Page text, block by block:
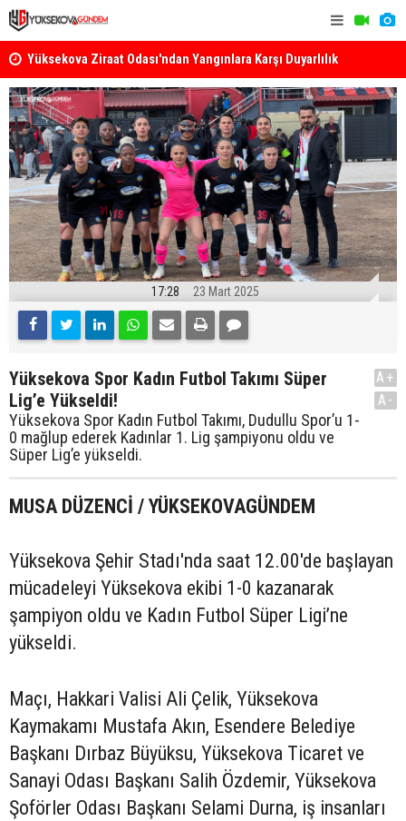
Yüksekova Ziraat Odası'ndan Yangınlara Karşı Duyarlılık
Çağrısı
17:28 23 Mart 2025
Yüksekova Spor Kadın Futbol Takımı Süper
Lig’e Yükseldi!
Yüksekova Spor Kadın Futbol Takımı, Dudullu Spor’u 1-
0 mağlup ederek Kadınlar 1. Lig şampiyonu oldu ve
Süper Lig’e yükseldi.
A+
A-
MUSA DÜZENCİ / YÜKSEKOVAGÜNDEM
Yüksekova Şehir Stadı'nda saat 12.00'de başlayan
mücadeleyi Yüksekova ekibi 1-0 kazanarak
şampiyon oldu ve Kadın Futbol Süper Ligi’ne
yükseldi.
Maçı, Hakkari Valisi Ali Çelik, Yüksekova
Kaymakamı Mustafa Akın, Esendere Belediye
Başkanı Dırbaz Büyüksu, Yüksekova Ticaret ve
Sanayi Odası Başkanı Salih Özdemir, Yüksekova
Şoförler Odası Başkanı Selami Durna, iş insanları